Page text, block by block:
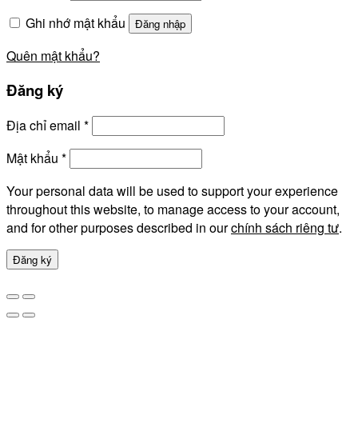
Ghi nhớ mật khẩu
Đăng nhập
Quên mật khẩu?
Đăng ký
Địa chỉ email *
Mật khẩu *
Your personal data will be used to support your experience
throughout this website, to manage access to your account,
and for other purposes described in ourchính sách riêng tư.
Đăng ký